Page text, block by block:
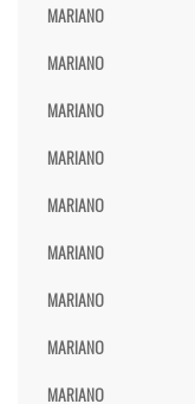
MARIANO
MARIANO
MARIANO
MARIANO
MARIANO
MARIANO
MARIANO
MARIANO
MARIANO